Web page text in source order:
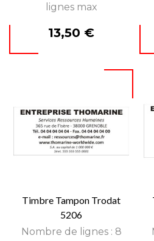
lignes max
Prix
13,50 €
Timbre Tampon Trodat
5206
Nombre de lignes : 8